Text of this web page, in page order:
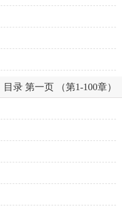
录 第一页 （第1-100章）